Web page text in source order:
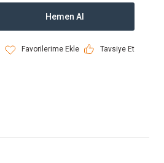
Hemen Al
Tavsiye Et